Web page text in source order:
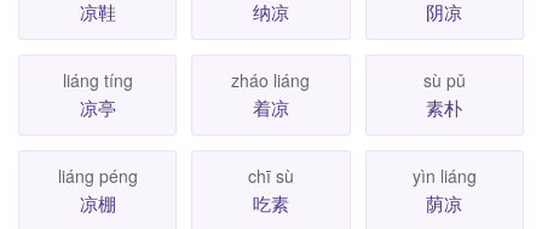
凉鞋 纳凉 阴凉
liáng tíng
凉亭
zháo liáng
着凉
sù pǔ
素朴
liáng péng
凉棚
chī sù
吃素
yìn liáng
荫凉